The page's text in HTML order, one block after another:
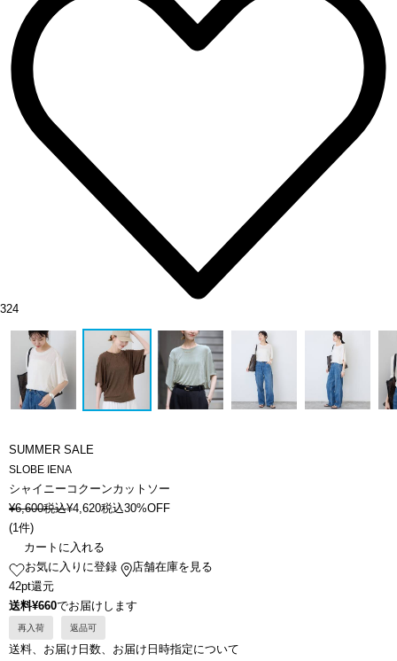
324
SUMMER SALE
SLOBE IENA
シャイニーコクーンカットソー
¥6,600税込¥4,620税込30%OFF
(1件)
カートに入れる
お気に入りに登録
店舗在庫を見る
42pt還元
送料¥660でお届けします
再入荷 返品可
送料、お届け日数、お届け日時指定について